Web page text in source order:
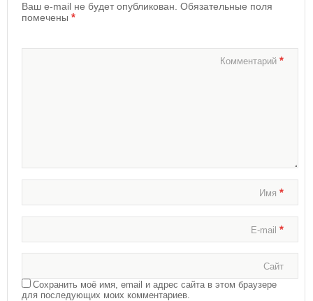
Ваш e-mail не будет опубликован. Обязательные поля
помечены *
Комментарий*
Имя*
E-mail*
Сайт
Сохранить моё имя, email и адрес сайта в этом браузере
для последующих моих комментариев.